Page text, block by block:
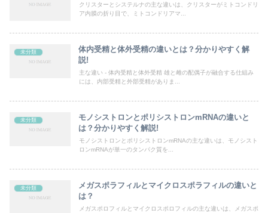
クリスターとシステルナの主な違いは、クリスターがミトコンドリ
ア内膜の折り目で、ミトコンドリアマ...
未分類
体内受精と体外受精の違いとは？分かりやすく解
説!
主な違い - 体内受精と体外受精 雄と雌の配偶子が融合する仕組み
には、内部受精と外部受精がありま...
未分類
モノシストロンとポリシストロンmRNAの違いと
は？分かりやすく解説!
モノシストロンとポリシストロンmRNAの主な違いは、モノシスト
ロンmRNAが単一のタンパク質を...
未分類
メガスポラフィルとマイクロスポラフィルの違いと
は？
メガスポロフィルとマイクロスポロフィルの主な違いは、メガスポ